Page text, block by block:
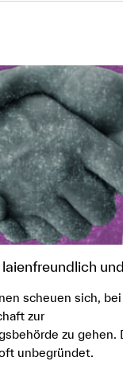
scheuen sich,
zur
zu gehen.
unbegründet.